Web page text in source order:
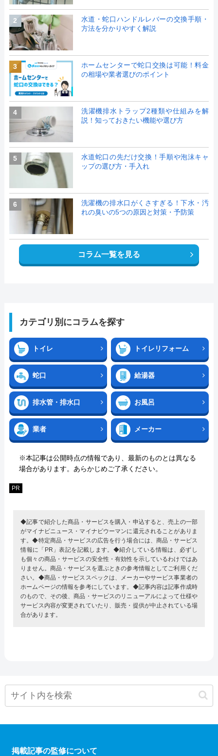
2
水道・蛇口ハンドルレバーの交換手順・
方法を分かりやすく解説
3
ホームセンターで蛇口交換は可能！料金
の相場や業者選びのポイント
4
洗濯機排水トラップ2種類や仕組みを解
説！知っておきたい機能や選び方
5
水道蛇口の先だけ交換！手順や泡沫キャ
ップの選び方・手入れ
6
洗濯機の排水口がくさすぎる！下水・汚
れの臭いの5つの原因と対策・予防策
コラム一覧を見る
カテゴリ別にコラムを探す
トイレ トイレリフォーム
蛇口 給湯器
排水管・排水口 お風呂
業者 メーカー
※本記事は公開時点の情報であり、最新のものとは異なる
場合があります。あらかじめご了承ください。
PR
◆記事で紹介した商品・サービスを購入・申込すると、売上の一部
がマイナビニュース・マイナビウーマンに還元されることがありま
す。◆特定商品・サービスの広告を行う場合には、商品・サービス
情報に「PR」表記を記載します。◆紹介している情報は、必ずし
も個々の商品・サービスの安全性・有効性を示しているわけではあ
りません。商品・サービスを選ぶときの参考情報としてご利用くだ
さい。◆商品・サービススペックは、メーカーやサービス事業者の
ホームページの情報を参考にしています。◆記事内容は記事作成時
のもので、その後、商品・サービスのリニューアルによって仕様や
サービス内容が変更されていたり、販売・提供が中止されている場
合があります。
掲載記事の監修について